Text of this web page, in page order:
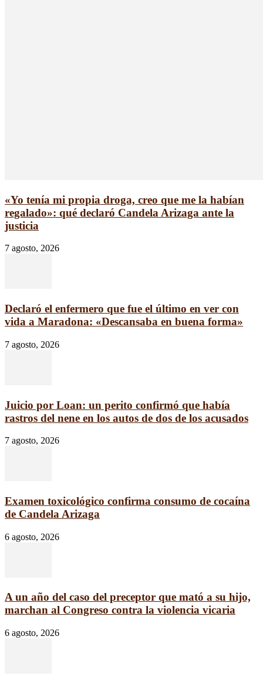
«Yo tenía mi propia droga, creo que me la habían
regalado»: qué declaró Candela Arizaga ante la
justicia
7 agosto, 2026
Declaró el enfermero que fue el último en ver con
vida a Maradona: «Descansaba en buena forma»
7 agosto, 2026
Juicio por Loan: un perito confirmó que había
rastros del nene en los autos de dos de los acusados
7 agosto, 2026
Examen toxicológico confirma consumo de cocaína
de Candela Arizaga
6 agosto, 2026
A un año del caso del preceptor que mató a su hijo,
marchan al Congreso contra la violencia vicaria
6 agosto, 2026